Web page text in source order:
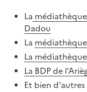
La
Dadou
La
La
La BDP de
Et bien